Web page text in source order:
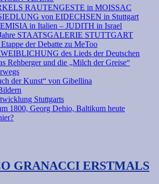
RAUTENGESTE in MOISSAC
von EIDECHSEN in Stuttgart
in Italien – JUDITH in Israel
STAATSGALERIE STUTTGART
der Debatte zu MeToo
des Lieds der Deutschen
Rehberger und die „Milch der Greise“
der Kunst“ von Gibellina
Stuttgarts
1800, Georg Dehio, Baltikum heute
GRANACCI ERSTMALS